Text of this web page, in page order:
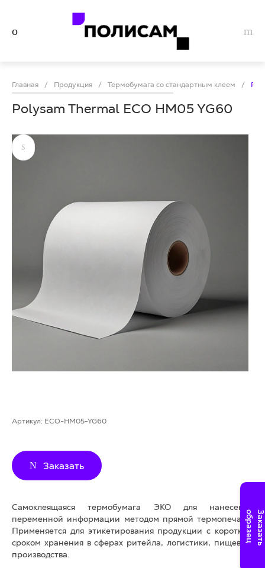
Главная / Продукция / Термобумага со стандартным клеем /
Polysam Thermal ECO HM05 YG60
Артикул: ECO-HM05-YG60
Заказать
Самоклеящаяся термобумага ЭКО для нанесения
переменной информации методом прямой термопечати.
Применяется для этикетирования продукции с коротким
сроком хранения в сферах ритейла, логистики, пищевого
производства.
З
а
к
а
з
а
т
ь
о
б
р
а
з
е
ц